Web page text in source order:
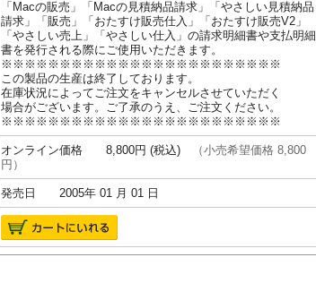
「Macの販売」「Macの見積納品請求」「やさしい見積納品
請求」「販売」「おたすけ販売仕入」「おたすけ販売V2」
「やさしい売上」「やさしい仕入」の請求明細書や支払明細
書を発行される際にご使用いただきます。
※※※※※※※※※※※※※※※※※※※※※※※※
この製品の生産は終了しております。
在庫状況によってご注文をキャンセルさせていただく
場合がございます。ご了承のうえ、ご注文ください。
※※※※※※※※※※※※※※※※※※※※※※※※
オンライン価格 8,800円 (税込)
（小売希望価格 8,800
円）
発売日 2005年 01 月 01 日